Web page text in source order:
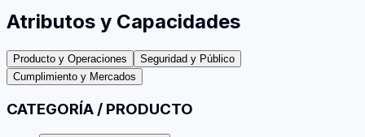
Atributos y Capacidades
Producto y Operaciones
Seguridad y Público
Cumplimiento y Mercados
CATEGORÍA / PRODUCTO